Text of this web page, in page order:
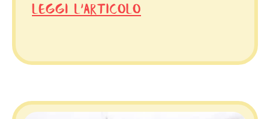
Leggi L'articolo